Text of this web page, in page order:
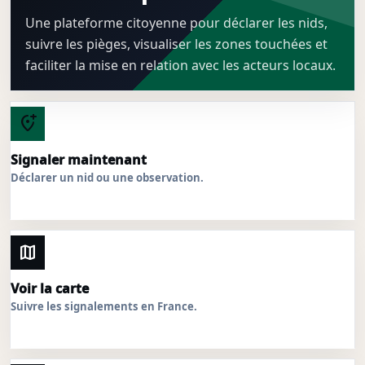
Une plateforme citoyenne pour déclarer les nids,
suivre les pièges, visualiser les zones touchées et
faciliter la mise en relation avec les acteurs locaux.
add_location_alt
Signaler maintenant
Déclarer un nid ou une observation.
map
Voir la carte
Suivre les signalements en France.